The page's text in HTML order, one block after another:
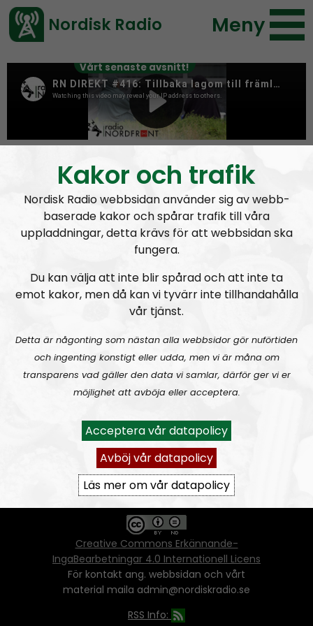
Vårt senaste avsnitt!
Nordisk Radio Meny
Ansvarig utgivare:Vera Oredsson
Vårdatapolicy
Du får kopiera och sprida vårt material
oförändrat, men uppge oss som källa.
Om ni vill sprida ett urklipp ni själva skapat
går även det bra, så länge det inte görs med
ett vinstdrivande syfte - då behöver ni
skriftlig tillåtelse från oss.
Creative Commons Erkännande-
IngaBearbetningar 4.0 Internationell Licens
För kontakt ang. webbsidan och vårt
material maila admin@nordiskradio.se
RSS Info:
Kakor och trafik
Nordisk Radio webbsidan använder sig av webb-
baserade kakor och spårar trafik till våra
uppladdningar, detta krävs för att webbsidan ska
fungera.
Du kan välja att inte blir spårad och att inte ta
emot kakor, men då kan vi tyvärr inte tillhandahålla
vår tjänst.
Detta är någonting som nästan alla webbsidor gör nuförtiden
och ingenting konstigt eller udda, men vi är måna om
transparens vad gäller den data vi samlar, därför ger vi er
möjlighet att avböja eller acceptera.
Acceptera vår datapolicy
Avböj vår datapolicy
Läs mer om vår datapolicy